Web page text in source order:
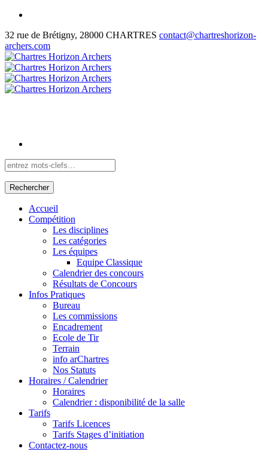
32 rue de Brétigny, 28000 CHARTRES contact@chartreshorizon-
archers.com
Rechercher
Accueil
Compétition
Les disciplines
Les catégories
Les équipes
Equipe Classique
Calendrier des concours
Résultats de Concours
Infos Pratiques
Bureau
Les commissions
Encadrement
Ecole de Tir
Terrain
info arChartres
Nos Statuts
Horaires / Calendrier
Horaires
Calendrier : disponibilité de la salle
Tarifs
Tarifs Licences
Tarifs Stages d’initiation
Contactez-nous